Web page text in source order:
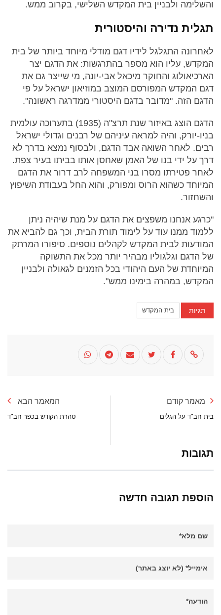
והשלימה ולבניין בית המקדש השלישי, בקרוב ממש.
תגלית נדירה והיסטורית
לאחרונה התגלגל לידיו דגם מודלי מיוחד ביותר של בית
המקדש, עליו הוא מספר בהתרגשות: את הדגם יצר
הארכיאולוג והחוקר מיכאל אבי-יונה, מי שייצר גם את
דגם המקדש המפורסם המוצב במוזיאון ישראל על פי
הדגם הזה. "מדובר בדגם היסטורי ממדרגה ראשונה".
הדגם הוצג באיזור שנת תרצ"ה (1935) בתערוכה עולמית
בניו-יורק, והיה למראה עיניהם של רבנים וגדולי ישראל
רבים. לאחר השואה אבד הדגם, ולבסוף נמצא בדרך לא
דרך על ידי בנו של האמן שאחסן אותו בביתו בעיר צפת.
לאחר פטירתו מסרו בני המשפחה לרב דרור את הדגם
המיוחד כשהוא הרוס ומפורק, והוא החל בעבודת השיפוץ
והשחזור.
"כרגע אנחנו משפצים את הדגם על מנת שיהיה ניתן
ללמוד ממנו עוד על לימוד תורת הבית, וכך גם להביא את
המודעות לבית המקדש לקהלים נוספים. סיפורו המרתק
של הדגם וגלגוליו מבהיר יותר מכל את התשוקה
המיוחדת של העם היהודי בכל הזמנים לגאולה ולבניין
המקדש, במהרה בימינו ממש".
תגיות בית המקדש
מאמר קודם
בית חב"ד על הגלים
המאמר הבא
טהרת הקודש בכפר חב"ד
תגובות
הוספת תגובה חדשה